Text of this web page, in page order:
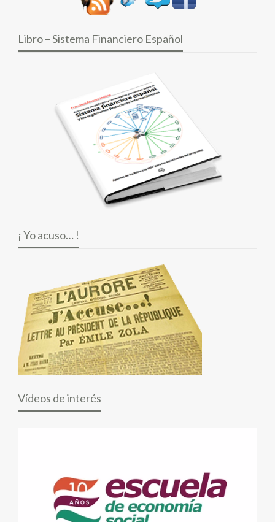
Libro – Sistema Financiero Español
¡ Yo acuso… !
Vídeos de interés